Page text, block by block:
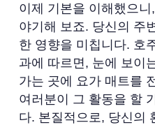
이제 기본을 이해했으
야기해 보죠. 당신의 주
한 영향을 미칩니다. 호
과에 따르면, 눈에 보이
가는 곳에 요가 매트를
여러분이 그 활동을 할
다. 본질적으로, 당신의